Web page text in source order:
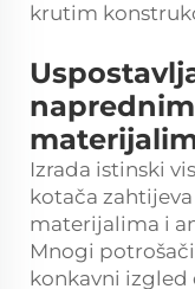
krutim
Izrada istinski
kotača
materijalima i
Mnogi
konkavni izgled